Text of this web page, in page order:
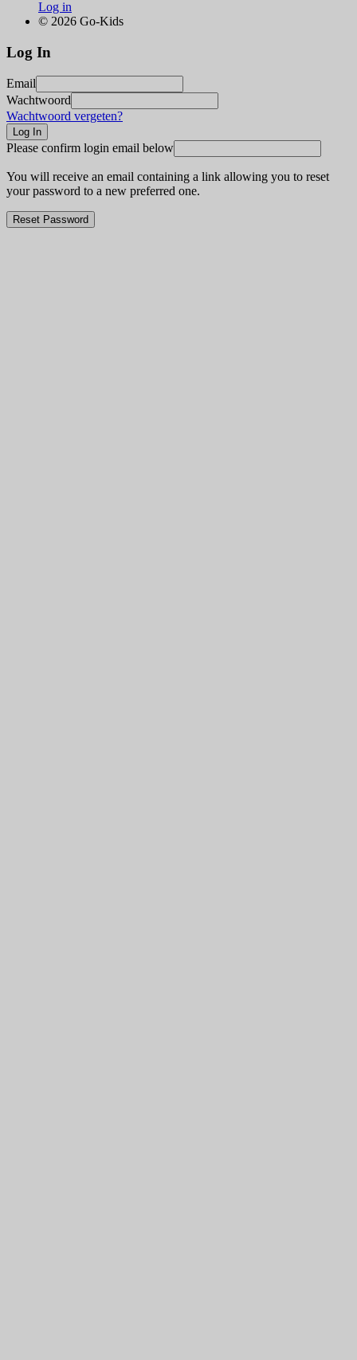
Log in
© 2026 Go-Kids
Log In
Email
Wachtwoord
Wachtwoord vergeten?
Please confirm login email below
You will receive an email containing a link allowing you to reset
your password to a new preferred one.